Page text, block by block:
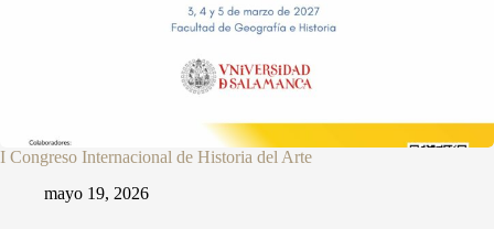
I Congreso Internacional de Historia del Arte
mayo 19, 2026